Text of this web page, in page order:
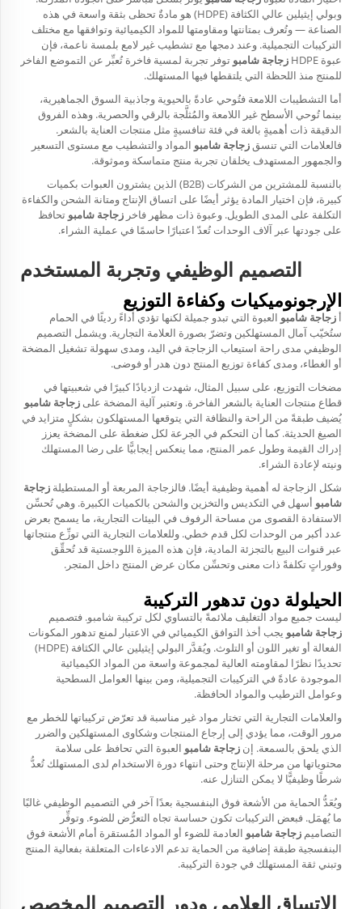
وبولي إيثيلين عالي الكثافة (HDPE) هو مادةٌ تحظى بثقة واسعة في هذه
الصناعة — وتُعرف بمتانتها ومقاومتها للمواد الكيميائية وتوافقها مع مختلف
التركيبات التجميلية. وعند دمجها مع تشطيب غير لامع بلمسة ناعمة، فإن
عبوة HDPE
زجاجة شامبو توفر تجربة لمسية فاخرة تُعبِّر عن التموضع الفاخر
للمنتج منذ اللحظة التي يلتقطها فيها المستهلك.
أما التشطيبات اللامعة فتُوحي عادةً بالحيوية وجاذبية السوق الجماهيرية،
بينما تُوحي الأسطح غير اللامعة والمُثلَّجة بالرقي والحصرية. وهذه الفروق
الدقيقة ذات أهميةٍ بالغة في فئة تنافسيةٍ مثل منتجات العناية بالشعر.
فالعلامات التي تنسقزجاجة شامبو المواد والتشطيب مع مستوى التسعير
والجمهور المستهدف يخلقان تجربة منتج متماسكة وموثوقة.
بالنسبة للمشترين من الشركات (B2B) الذين يشترون العبوات بكميات
كبيرة، فإن اختيار المادة يؤثر أيضًا على اتساق الإنتاج ومتانة الشحن والكفاءة
التكلفة على المدى الطويل. وعبوة ذات مظهر فاخر زجاجة شامبو تحافظ
على جودتها عبر آلاف الوحدات تُعدّ اعتبارًا حاسمًا في عملية الشراء.
التصميم الوظيفي وتجربة المستخدم
الإرجونوميكيات وكفاءة التوزيع
أزجاجة شامبو العبوة التي تبدو جميلة لكنها تؤدي أداءً رديئًا في الحمام
ستُخيّب آمال المستهلكين وتضرّ بصورة العلامة التجارية. ويشمل التصميم
الوظيفي مدى راحة استيعاب الزجاجة في اليد، ومدى سهولة تشغيل المضخة
أو الغطاء، ومدى كفاءة توزيع المنتج دون هدر أو فوضى.
مضخات التوزيع، على سبيل المثال، شهدت ازديادًا كبيرًا في شعبيتها في
قطاع منتجات العناية بالشعر الفاخرة. وتعتبر آلية المضخة على زجاجة شامبو
يُضيف طبقةً من الراحة والنظافة التي يتوقعها المستهلكون بشكلٍ متزايد في
الصيغ الحديثة. كما أن التحكم في الجرعة لكل ضغطة على المضخة يعزز
إدراك القيمة وطول عمر المنتج، مما ينعكس إيجابيًّا على رضا المستهلك
ونيته لإعادة الشراء.
شكل الزجاجة له أهمية وظيفية أيضًا. فالزجاجة المربعة أو المستطيلة زجاجة
شامبو أسهل في التكديس والتخزين والشحن بالكميات الكبيرة. وهي تُحسِّن
الاستفادة القصوى من مساحة الرفوف في البيئات التجارية، ما يسمح بعرض
عدد أكبر من الوحدات لكل قدم خطي. وللعلامات التجارية التي توزِّع منتجاتها
عبر قنوات البيع بالتجزئة المادية، فإن هذه الميزة اللوجستية قد تُحقِّق
وفوراتٍ تكلفةً ذات معنى وتحسِّن مكان عرض المنتج داخل المتجر.
الحيلولة دون تدهور التركيبة
ليست جميع مواد التغليف ملائمةً بالتساوي لكل تركيبة شامبو. فتصميم
زجاجة شامبو يجب أخذ التوافق الكيميائي في الاعتبار لمنع تدهور المكونات
الفعالة أو تغير اللون أو التلوث. ويُقدَّر البولي إيثيلين عالي الكثافة (HDPE)
تحديدًا نظرًا لمقاومته العالية لمجموعة واسعة من المواد الكيميائية
الموجودة عادةً في التركيبات التجميلية، ومن بينها العوامل السطحية
وعوامل الترطيب والمواد الحافظة.
والعلامات التجارية التي تختار مواد غير مناسبة قد تعرّض تركيباتها للخطر مع
مرور الوقت، مما يؤدي إلى إرجاع المنتجات وشكاوى المستهلكين والضرر
الذي يلحق بالسمعة. إن زجاجة شامبو العبوة التي تحافظ على سلامة
محتوياتها من مرحلة الإنتاج وحتى انتهاء دورة الاستخدام لدى المستهلك تُعدُّ
شرطًا وظيفيًّا لا يمكن التنازل عنه.
ويُعَدُّ الحماية من الأشعة فوق البنفسجية بعدًا آخر في التصميم الوظيفي غالبًا
ما يُهمَل. فبعض التركيبات تكون حساسة تجاه التعرُّض للضوء. وتوفِّر
التصاميم زجاجة شامبو العادمة للضوء أو المواد المُستقرة أمام الأشعة فوق
البنفسجية طبقة إضافية من الحماية تدعم الادعاءات المتعلقة بفعالية المنتج
وتبني ثقة المستهلك في جودة التركيبة.
الاتساق العلامي ودور التصميم المخصص